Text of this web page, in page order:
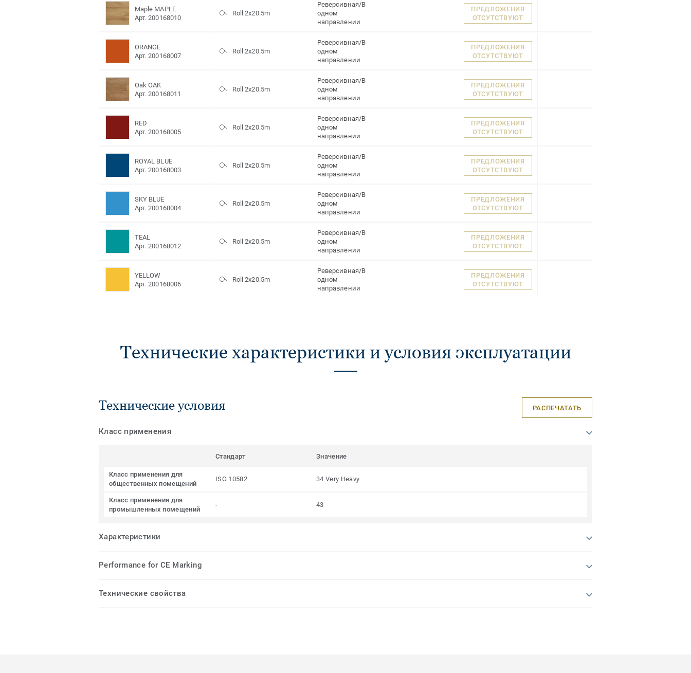
Maple MAPLE
Арт. 200168010
Roll 2x20.5m
Реверсивная/В
одном
направлении
ПРЕДЛОЖЕНИЯ
ОТСУТСТВУЮТ
ORANGE
Арт. 200168007
Roll 2x20.5m
Реверсивная/В
одном
направлении
ПРЕДЛОЖЕНИЯ
ОТСУТСТВУЮТ
Oak OAK
Арт. 200168011
Roll 2x20.5m
Реверсивная/В
одном
направлении
ПРЕДЛОЖЕНИЯ
ОТСУТСТВУЮТ
RED
Арт. 200168005
Roll 2x20.5m
Реверсивная/В
одном
направлении
ПРЕДЛОЖЕНИЯ
ОТСУТСТВУЮТ
ROYAL BLUE
Арт. 200168003
Roll 2x20.5m
Реверсивная/В
одном
направлении
ПРЕДЛОЖЕНИЯ
ОТСУТСТВУЮТ
SKY BLUE
Арт. 200168004
Roll 2x20.5m
Реверсивная/В
одном
направлении
ПРЕДЛОЖЕНИЯ
ОТСУТСТВУЮТ
TEAL
Арт. 200168012
Roll 2x20.5m
Реверсивная/В
одном
направлении
ПРЕДЛОЖЕНИЯ
ОТСУТСТВУЮТ
YELLOW
Арт. 200168006
Roll 2x20.5m
Реверсивная/В
одном
направлении
ПРЕДЛОЖЕНИЯ
ОТСУТСТВУЮТ
Технические характеристики и условия эксплуатации
Технические условия РАСПЕЧАТАТЬ
Класс применения
Стандарт Значение
Класс применения для
общественных помещений
ISO 10582 34 Very Heavy
Класс применения для
промышленных помещений
- 43
Характеристики
Performance for CE Marking
Технические свойства